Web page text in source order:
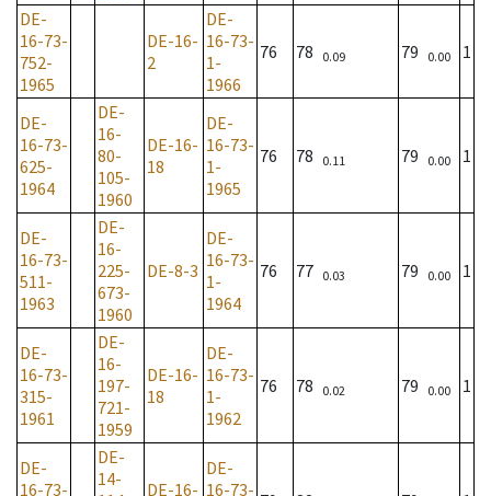
DE-
16-73-
752-
1965
DE-16-
2
DE-
16-73-
1-
1966
76 78 0.09 79 0.00 1
DE-
16-73-
625-
1964
DE-
16-
80-
105-
1960
DE-16-
18
DE-
16-73-
1-
1965
76 78 0.11 79 0.00 1
DE-
16-73-
511-
1963
DE-
16-
225-
673-
1960
DE-8-3
DE-
16-73-
1-
1964
76 77 0.03 79 0.00 1
DE-
16-73-
315-
1961
DE-
16-
197-
721-
1959
DE-16-
18
DE-
16-73-
1-
1962
76 78 0.02 79 0.00 1
DE-
16-73-
DE-
14-
DE-16-
DE-
16-73-